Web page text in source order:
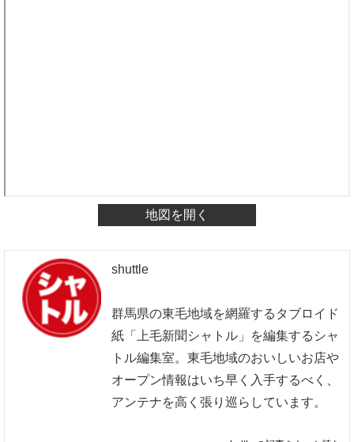
地図を開く
shuttle
群馬県の東毛地域を網羅するタブロイド
紙「上毛新聞シャトル」を編集するシャ
トル編集室。東毛地域のおいしいお店や
オープン情報はいち早く入手するべく、
アンテナを高く張り巡らしています。